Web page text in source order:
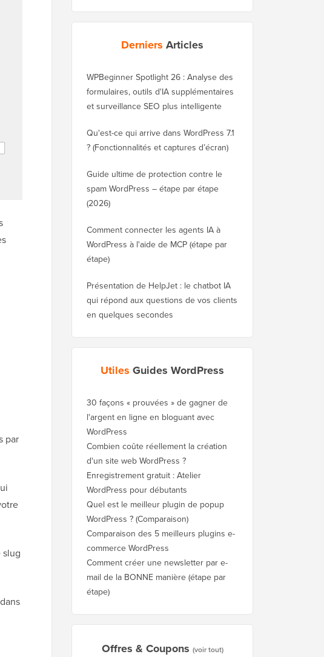
par
slug
Derniers Articles
WPBeginner Spotlight 26 : Analyse des
formulaires, outils d'IA supplémentaires
et surveillance SEO plus intelligente
Qu'est-ce qui arrive dans WordPress 7.1
? (Fonctionnalités et captures d’écran)
Guide ultime de protection contre le
spam WordPress – étape par étape
(2026)
Comment connecter les agents IA à
WordPress à l'aide de MCP (étape par
étape)
Présentation de HelpJet : le chatbot IA
qui répond aux questions de vos clients
en quelques secondes
Utiles Guides WordPress
30 façons « prouvées » de gagner de
l'argent en ligne en bloguant avec
WordPress
Combien coûte réellement la création
d'un site web WordPress ?
Enregistrement gratuit : Atelier
WordPress pour débutants
Quel est le meilleur plugin de popup
WordPress ? (Comparaison)
Comparaison des 5 meilleurs plugins e-
commerce WordPress
Comment créer une newsletter par e-
mail de la BONNE manière (étape par
étape)
Offres & Coupons (voir tout)